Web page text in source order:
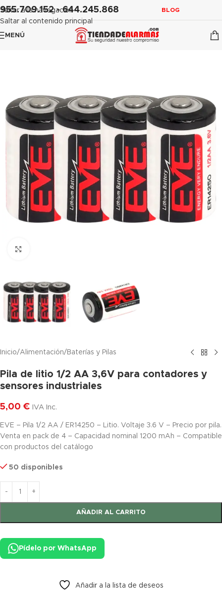
contenido
Saltar a la navegación
Saltar al contenido principal
955.709.152 - 644.245.868 BLOG
MENÚ
Inicio/Alimentación/ Baterías y Pilas
Pila de litio 1/2 AA 3,6V para contadores y
sensores industriales
5,00 € IVA Inc.
EVE – Pila 1/2 AA / ER14250 – Litio. Voltaje 3.6 V – Precio por pila.
Venta en pack de 4 – Capacidad nominal 1200 mAh – Compatible
con productos del catálogo
50 disponibles
AÑADIR AL CARRITO
Pídelo por WhatsApp
Añadir a la lista de deseos